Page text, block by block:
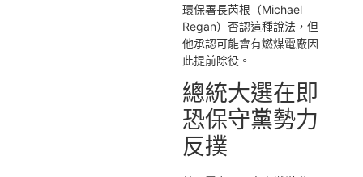
環保署長芮根（Michael
Regan）否認這種說法，但
他承認可能會有燃煤電廠因
此提前除役。
總統大選在即
恐保守黨勢力
反撲